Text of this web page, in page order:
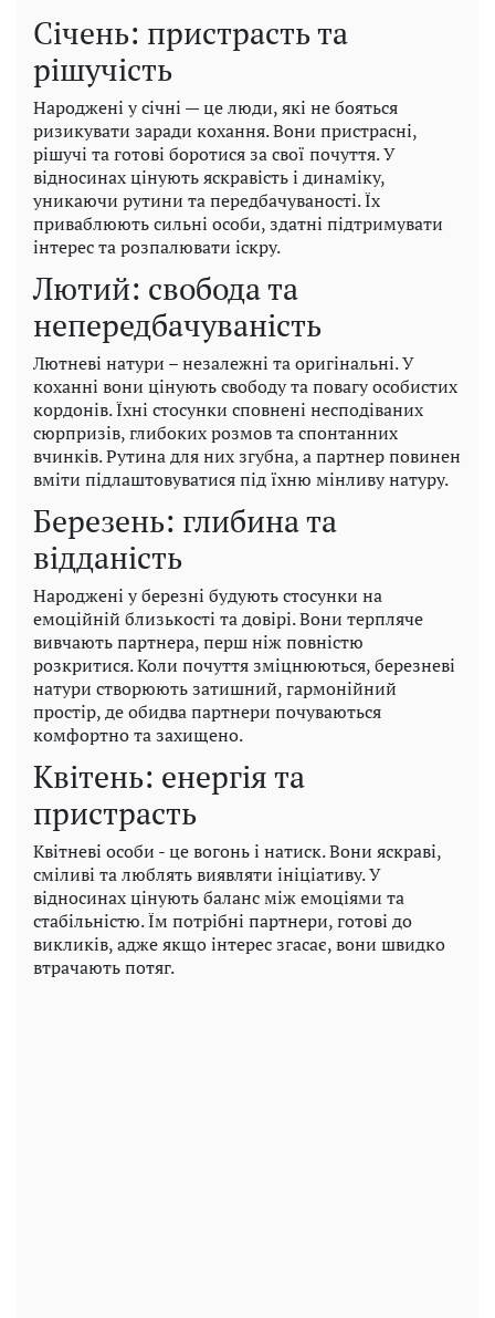
Січень: пристрасть та
рішучість
Народжені у січні — це люди, які не бояться
ризикувати заради кохання. Вони пристрасні,
рішучі та готові боротися за свої почуття. У
відносинах цінують яскравість і динаміку,
уникаючи рутини та передбачуваності. Їх
приваблюють сильні особи, здатні підтримувати
інтерес та розпалювати іскру.
Лютий: свобода та
непередбачуваність
Лютневі натури – незалежні та оригінальні. У
коханні вони цінують свободу та повагу особистих
кордонів. Їхні стосунки сповнені несподіваних
сюрпризів, глибоких розмов та спонтанних
вчинків. Рутина для них згубна, а партнер повинен
вміти підлаштовуватися під їхню мінливу натуру.
Березень: глибина та
відданість
Народжені у березні будують стосунки на
емоційній близькості та довірі. Вони терпляче
вивчають партнера, перш ніж повністю
розкритися. Коли почуття зміцнюються, березневі
натури створюють затишний, гармонійний
простір, де обидва партнери почуваються
комфортно та захищено.
Квітень: енергія та
пристрасть
Квітневі особи - це вогонь і натиск. Вони яскраві,
сміливі та люблять виявляти ініціативу. У
відносинах цінують баланс між емоціями та
стабільністю. Їм потрібні партнери, готові до
викликів, адже якщо інтерес згасає, вони швидко
втрачають потяг.